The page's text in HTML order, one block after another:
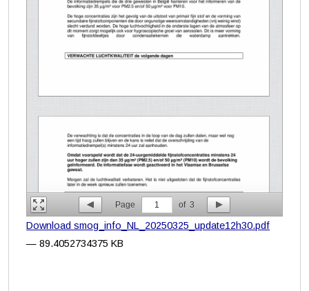
Page 1 of 3
Download smog_info_NL_20250325_update12h30.pdf
— 89.4052734375 KB